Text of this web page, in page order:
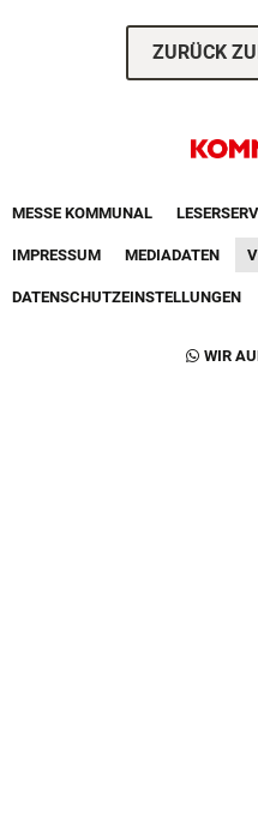
ZURÜCK
Footer First Navigation
MESSE KOMMUNAL
IMPRESSUM MEDIADATEN
DATENSCHUTZEINSTELLUNGEN
Footer
WIR